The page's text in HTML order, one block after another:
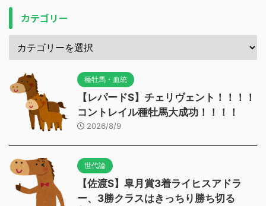
カテゴリー
種牡馬・血統
【レパードS】チェリヴェント！！！！
コントレイル種牡馬大成功！！！！
2026/8/9
世代論
【佐渡S】皐月賞3着ライヒスアドラ
ー、3勝クラスはきっちり勝ち切る